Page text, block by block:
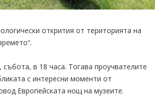
открития от територията на
в 18 часа. Тогава проучвателите
с интересни моменти от
Европейската нощ на музеите.